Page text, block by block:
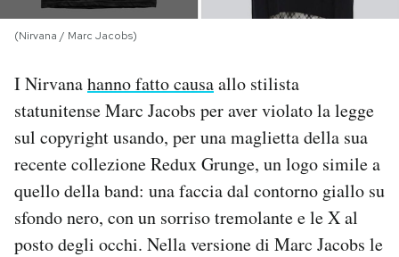
I MIEI PREFERITI
AREA PERSONALE
Area Personale
Newsletter
(Nirvana / Marc Jacobs)
I Nirvanahanno fatto causaallo stilista
statunitense Marc Jacobs per aver violato la legge
sul copyright usando, per una maglietta della sua
recente collezione Redux Grunge, un logo simile a
quello della band: una faccia dal contorno giallo su
sfondo nero, con un sorriso tremolante e le X al
posto degli occhi. Nella versione di Marc Jacobs le